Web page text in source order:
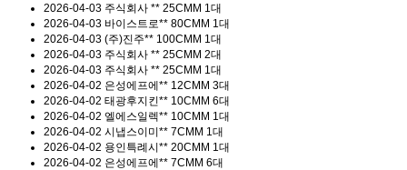
2026-04-03 주식회사 ** 25CMM 1대
2026-04-03 바이스트로** 80CMM 1대
2026-04-03 (주)진주** 100CMM 1대
2026-04-03 주식회사 ** 25CMM 2대
2026-04-03 주식회사 ** 25CMM 1대
2026-04-02 은성에프에** 12CMM 3대
2026-04-02 태광후지킨** 10CMM 6대
2026-04-02 엘에스일렉** 10CMM 1대
2026-04-02 시냅스이미** 7CMM 1대
2026-04-02 용인특례시** 20CMM 1대
2026-04-02 은성에프에** 7CMM 6대